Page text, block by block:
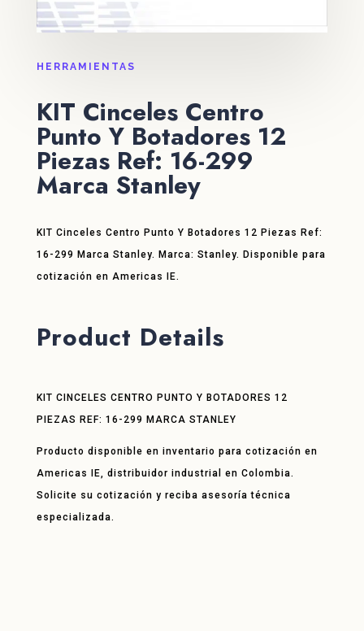
HERRAMIENTAS
KIT Cinceles Centro
Punto Y Botadores 12
Piezas Ref: 16-299
Marca Stanley
KIT Cinceles Centro Punto Y Botadores 12 Piezas Ref:
16-299 Marca Stanley. Marca: Stanley. Disponible para
cotización en Americas IE.
Product Details
KIT CINCELES CENTRO PUNTO Y BOTADORES 12
PIEZAS REF: 16-299 MARCA STANLEY
Producto disponible en inventario para cotización en
Americas IE, distribuidor industrial en Colombia.
Solicite su cotización y reciba asesoría técnica
especializada.